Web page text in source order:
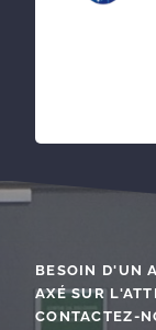
BESOIN D'UN
AXÉ SUR
CONTACTEZ-